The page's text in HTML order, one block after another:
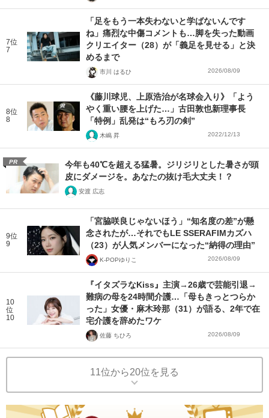
7位
7
「足をもう一本失わないと学ばないんです
ね」痛烈な中傷コメントも…脚を失った動画
クリエイター（28）が「義足を見せる」と決
めるまで
市川 はるひ 2026/08/09
8位
8
《藤川球児、上原浩治が名球会入り》「よう
やく重い腰を上げた…」古田敦也新理事長
「特例」乱発は“もろ刃の剣”
木嶋 昇 2022/12/13
PR
今年も40℃を超える猛暑。ジリジリとした暑さが頭
皮にダメージを。あなたの抜け毛大丈夫！？
安渡 広志
9位
9
「宮脇咲良じゃないほう」“知名度の差”が懸
念されたが…それでもLE SSERAFIMカズハ
（23）が人気メンバーになった“納得の理由”
K-POPゆりこ 2026/08/09
10
位
10
『イタズラなKiss』主演→26歳で芸能引退→
難病の母を24時間介護…「母もきっとつらか
った」女優・麻木玲那（31）が語る、2年で在
宅介護を辞めたワケ
佐藤 ちひろ 2026/08/09
11位から20位を見る